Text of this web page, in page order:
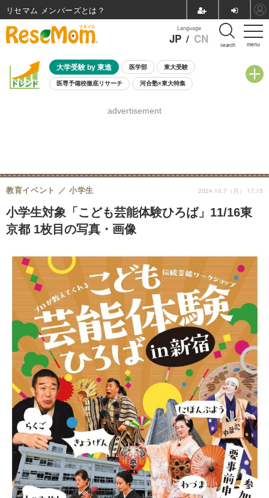
menu
Language
JP / CN search
大学受験 by 東進 医学部 東大受験
医専予備校徹底リサーチ 河合塾×東大特集
8月開催学校説明会・相談会
advertisement
小学生対象「こども芸能体験ひろば」11/16東
京都 1枚目の写真・画像
教育イベント 小学生 2024.10.7（月） 17:15
リセマム メンバーズ